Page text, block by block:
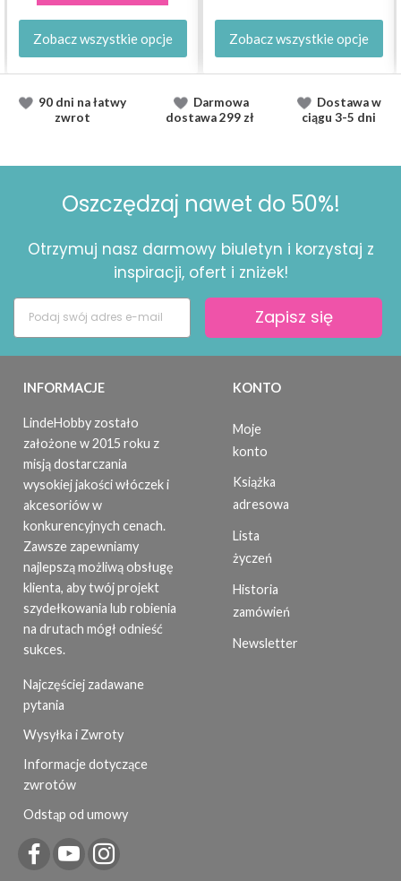
Zobacz wszystkie opcje Zobacz wszystkie opcje
90 dni na łatwy
zwrot
Darmowa
dostawa299 zł
Dostawaw
ciągu 3-5 dni
Oszczędzaj nawet do 50%!
Otrzymuj nasz darmowy biuletyn i korzystaj z
inspiracji, ofert i zniżek!
Zapisz się
INFORMACJE
LindeHobby zostało
założone w 2015 roku z
misją dostarczania
wysokiej jakości włóczek i
akcesoriów w
konkurencyjnych cenach.
Zawsze zapewniamy
najlepszą możliwą obsługę
klienta, aby twój projekt
szydełkowania lub robienia
na drutach mógł odnieść
sukces.
Najczęściej zadawane
pytania
Wysyłka i Zwroty
Informacje dotyczące
zwrotów
Odstąp od umowy
KONTO
Moje
konto
Książka
adresowa
Lista
życzeń
Historia
zamówień
Newsletter